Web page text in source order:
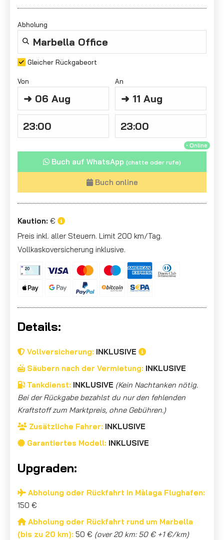
Abholung
Gleicher Rückgabeort
Von
➜ 06 Aug
An
➜ 11 Aug
・Online
Buch auf WhatsApp (chatte oder rufe)
Buch online
Kaution: €
Preis inkl. aller Steuern. Limit 200 km/Tag.
Vollkaskoversicherung inklusive.
Details:
Vollversicherung: INKLUSIVE
Säubern nach der Vermietung: INKLUSIVE
Tankdienst: INKLUSIVE (Kein Nachtanken nötig.
Bei der Rückgabe bezahlst du nur den fehlenden
Kraftstoff zum Marktpreis, ohne Gebühren.)
Zusätzliche Fahrer: INKLUSIVE
Garantiertes Modell: INKLUSIVE
Upgraden:
Abholung oder Rückfahrt in Màlaga Flughafen:
150 €
Abholung oder Rückfahrt rund um Marbella
(bis zu 20 km): 50 € (over 20 km: 50 € +1 €/km)